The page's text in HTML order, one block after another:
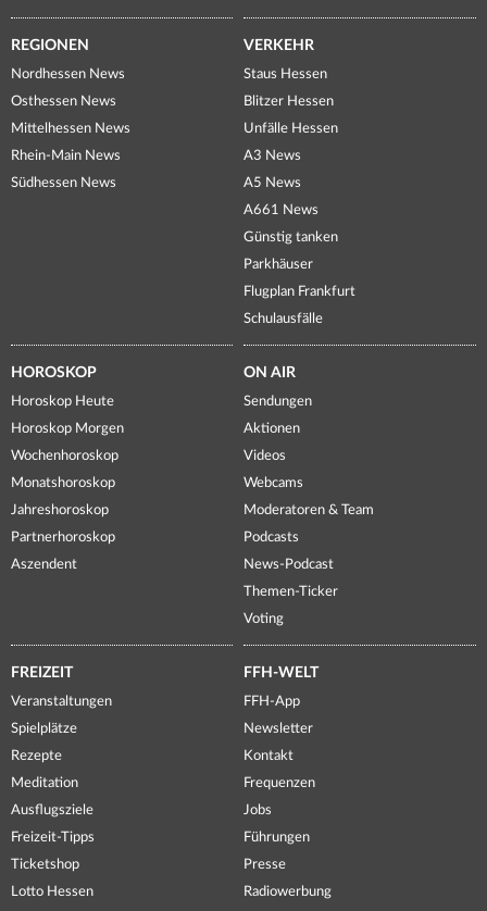
REGIONEN
Nordhessen News
Osthessen News
Mittelhessen News
Rhein-Main News
Südhessen News
VERKEHR
Staus Hessen
Blitzer Hessen
Unfälle Hessen
A3 News
A5 News
A661 News
Günstig tanken
Parkhäuser
Flugplan Frankfurt
Schulausfälle
HOROSKOP
Horoskop Heute
Horoskop Morgen
Wochenhoroskop
Monatshoroskop
Jahreshoroskop
Partnerhoroskop
Aszendent
ON AIR
Sendungen
Aktionen
Videos
Webcams
Moderatoren & Team
Podcasts
News-Podcast
Themen-Ticker
Voting
FREIZEIT
Veranstaltungen
Spielplätze
Rezepte
Meditation
Ausflugsziele
Freizeit-Tipps
Ticketshop
Lotto Hessen
FFH-WELT
FFH-App
Newsletter
Kontakt
Frequenzen
Jobs
Führungen
Presse
Radiowerbung